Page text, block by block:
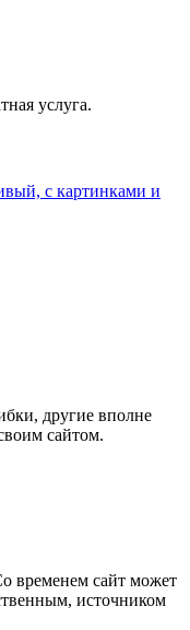
услуга.
с картинками и
другие вполне
сайтом.
временем сайт может
источником